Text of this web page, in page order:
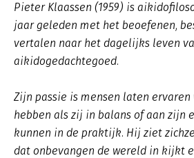
Pieter Klaassen (1959) is
jaar geleden met het beoefenen,
vertalen naar het dagelijks leven
aikidogedachtegoed.
Zijn passie is mensen laten
hebben als zij in balans of aan zijn
kunnen in de praktijk. Hij ziet
dat onbevangen de wereld in kijkt